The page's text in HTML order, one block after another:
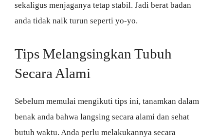
sekaligus menjaganya tetap stabil. Jadi berat badan
anda tidak naik turun seperti yo-yo.
Tips Melangsingkan Tubuh
Secara Alami
Sebelum memulai mengikuti tips ini, tanamkan dalam
benak anda bahwa langsing secara alami dan sehat
butuh waktu. Anda perlu melakukannya secara